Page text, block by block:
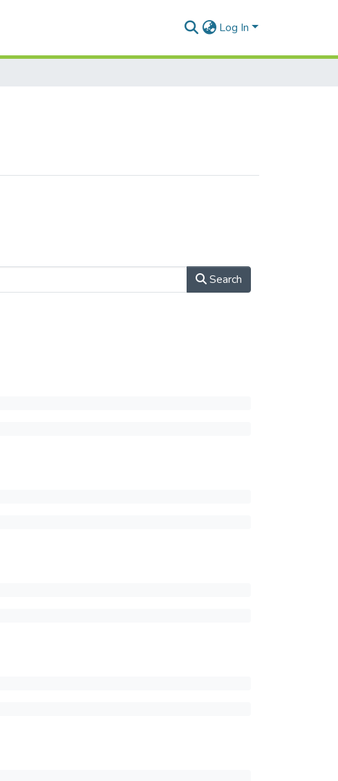
Log In
Search